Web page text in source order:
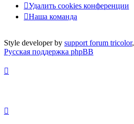
Удалить cookies конференции
Наша команда
Style developer by support forum tricolor,
Русская поддержка phpBB